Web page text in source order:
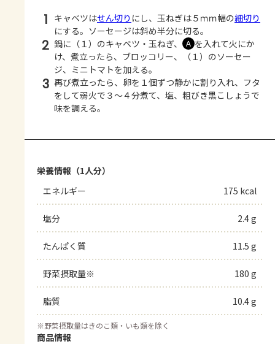
1 キャベツはせん切り にし、玉ねぎは５ｍｍ幅の細切り
にする。ソーセージは斜め半分に切る。
2 鍋に（１）のキャベツ・玉ねぎ、 Ａ を入れて火にか
け、煮立ったら、ブロッコリー、（１）のソーセー
ジ、ミニトマトを加える。
3 再び煮立ったら、卵を１個ずつ静かに割り入れ、フタ
をして弱火で３～４分煮て、塩、粗びき黒こしょうで
味を調える。
栄養情報（1人分）
エネルギー
175 kcal
塩分 2.4 g
たんぱく質 11.5 g
野菜摂取量※ 180 g
脂質 10.4 g
※野菜摂取量はきのこ類・いも類を除く
商品情報